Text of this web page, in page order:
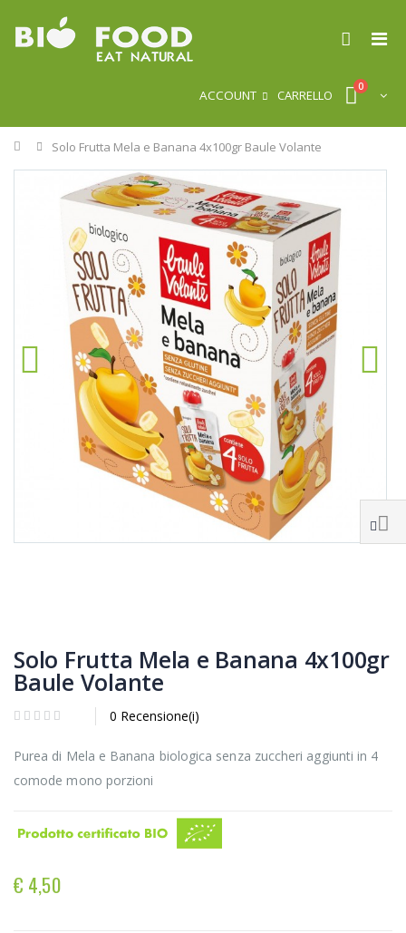
ACCOUNT CARRELLO
0
Home
Solo Frutta Mela e Banana 4x100gr Baule Volante
Solo Frutta Mela e Banana 4x100gr
Baule Volante
0 Recensione(i)
Purea di Mela e Banana biologica senza zuccheri aggiunti in 4
comode mono porzioni
€ 4,50